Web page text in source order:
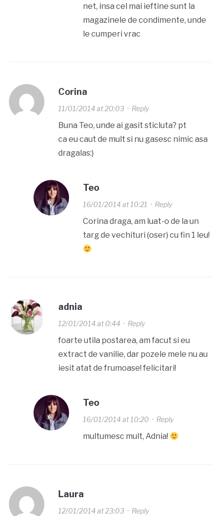
net, insa cel mai ieftine sunt la
magazinele de condimente, unde
le cumperi vrac
Corina
11/01/2014 at 20:03· Reply
Buna Teo, unde ai gasit sticluta? pt
ca eu caut de mult si nu gasesc nimic asa
dragalas:)
Teo
16/01/2014 at 10:21 · Reply
Corina draga, am luat-o de la un
targ de vechituri (oser) cu fin 1 leu!
adnia
12/01/2014 at 0:44· Reply
foarte utila postarea, am facut si eu
extract de vanilie, dar pozele mele nu au
iesit atat de frumoase! felicitari!
Teo
16/01/2014 at 10:20 · Reply
multumesc mult, Adnia!
Laura
12/01/2014 at 23:03· Reply